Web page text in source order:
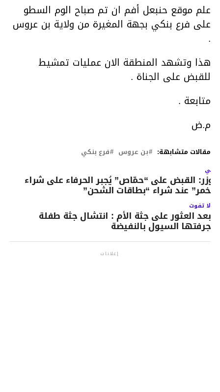
علم موقع حنبعل أفم ان تم صباح الوم السطو
على فرع بنكي بجهة المغيرة من ولاية بن عروس
.
هذا وتشهد المنطقة الان عمليات تمشيط
للقبض على الجناة .
متابعة .
م.ض
مقالات متشابهة: بن عروس فرع بنكي
القبض على “حمّاص” يُجبر الحرفاء على شراء
عند شراء “بطاقات الشحن”
لا تفوت
بعد العثور على جثة الأم : انتشال جثة طفلة
جرفتها السيول بالنفيضة
إعلانات